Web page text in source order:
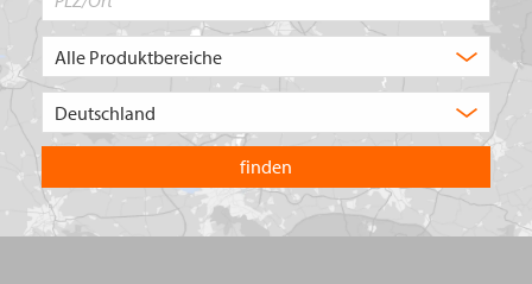
in
welchem
Land
Sie
suchen